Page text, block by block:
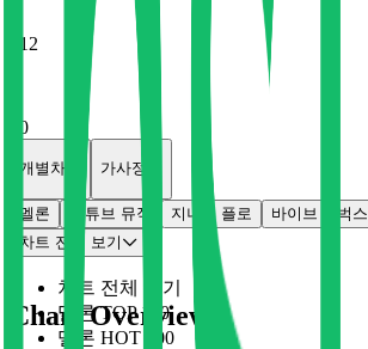
12
0
개별차트 가사정보
멜론 유튜브 뮤직 지니 플로 바이브
벅스
차트 전체 보기
차트 전체 보기
멜론 TOP 100
멜론 HOT 100
Chart Overview